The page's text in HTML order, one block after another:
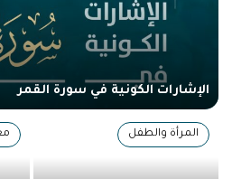
الإشارات الكونية في سورة القمر
المرأة والطفل